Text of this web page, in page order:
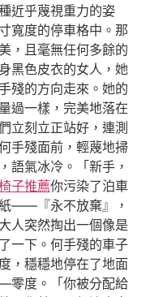
近乎蔑視重力的姿
寬度的停車格中。那
，且毫無任何多餘的
黑色皮衣的女人，她
殘的方向走來。她的
過一樣，完美地落在
立刻立正站好，連測
手殘面前，輕蔑地掃
語氣冰冷。「新手，
子推薦你污染了泊車
——『永不放棄』，
人突然掏出一個像是
一下。何手殘的車子
，穩穩地停在了地面
零度。「你被分配給